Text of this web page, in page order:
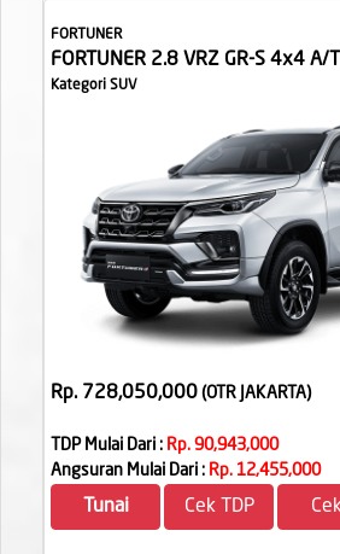
FORTUNER
FORTUNER 2.8 VRZ GR-S 4x4 A/
Kategori SUV
Rp. 728,050,000 (OTR JAKARTA)
TDP Mulai Dari : Rp. 90,943,000
Angsuran Mulai Dari : Rp. 12,455,000
Tunai Cek TDP